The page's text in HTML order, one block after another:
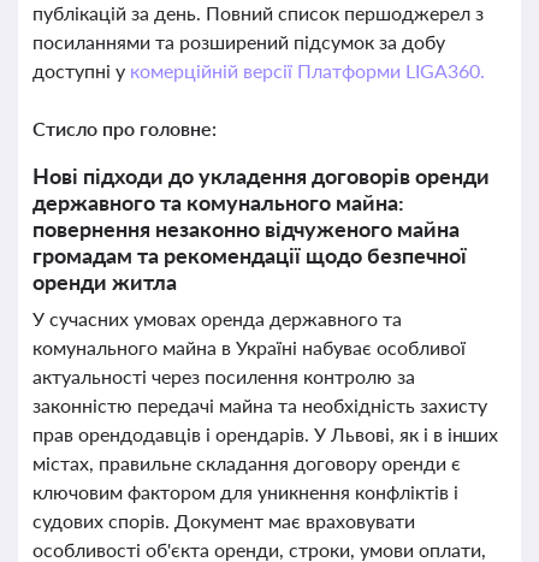
публікацій за день. Повний список першоджерел з
посиланнями та розширений підсумок за добу
доступні у комерційній версії Платформи LIGA360.
Стисло про головне:
Нові підходи до укладення договорів оренди
державного та комунального майна:
повернення незаконно відчуженого майна
громадам та рекомендації щодо безпечної
оренди житла
У сучасних умовах оренда державного та
комунального майна в Україні набуває особливої
актуальності через посилення контролю за
законністю передачі майна та необхідність захисту
прав орендодавців і орендарів. У Львові, як і в інших
містах, правильне складання договору оренди є
ключовим фактором для уникнення конфліктів і
судових спорів. Документ має враховувати
особливості об'єкта оренди, строки, умови оплати,